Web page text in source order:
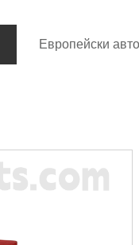
Европейски